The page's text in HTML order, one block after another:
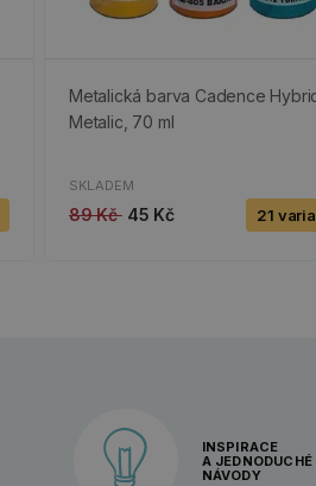
Metalická barva Cadence
Metalic, 70 ml
SKLADEM
89 Kč 45 Kč 21
INSPIRACE
A JEDNODUCHÉ
NÁVODY